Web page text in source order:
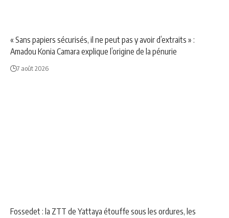
« Sans papiers sécurisés, il ne peut pas y avoir d’extraits » :
Amadou Konia Camara explique l’origine de la pénurie
7 août 2026
Fossedet : la ZTT de Yattaya étouffe sous les ordures, les